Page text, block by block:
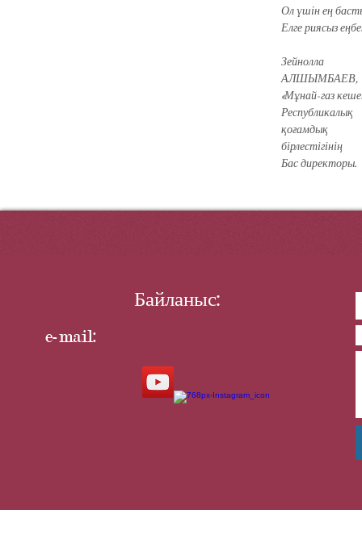
Ол үшін ең
Елге риясыз
Зейнолла
АЛШЫМБАЕВ,
«Мұнай-газ
Республикалық
қоғамдық
бірлестігінің
Бас директоры.
Байланыс:
e-mail: